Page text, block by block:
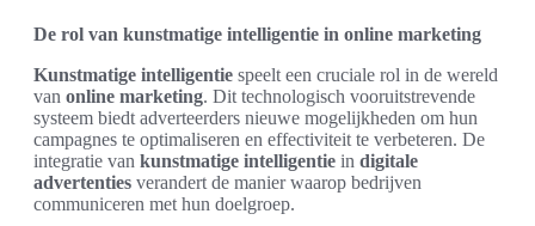
De rol van kunstmatige intelligentie in online marketing
Kunstmatige intelligentie speelt een cruciale rol in de wereld
van online marketing. Dit technologisch vooruitstrevende
systeem biedt adverteerders nieuwe mogelijkheden om hun
campagnes te optimaliseren en effectiviteit te verbeteren. De
integratie van kunstmatige intelligentie in digitale
advertenties verandert de manier waarop bedrijven
communiceren met hun doelgroep.